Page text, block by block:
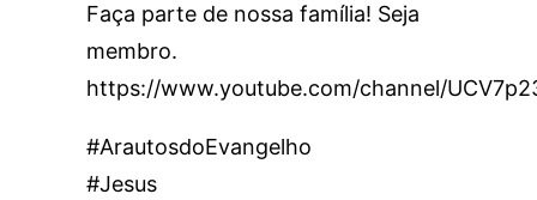
Faça parte de nossa família! Seja
membro.
https://www.youtube.com/channel/
#ArautosdoEvangelho
#Jesus